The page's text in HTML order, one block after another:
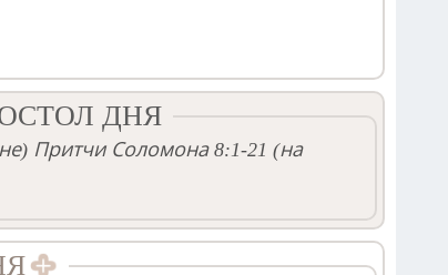
ДНЯ
Притчи Соломона 8:1-21 (на